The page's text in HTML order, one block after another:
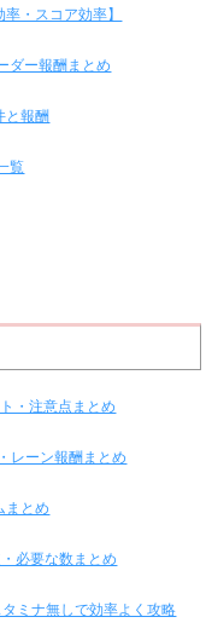
・スコア効率】
ダー報酬まとめ
と報酬
覧
・注意点まとめ
レーン報酬まとめ
まとめ
必要な数まとめ
ミナ無しで効率よく攻略